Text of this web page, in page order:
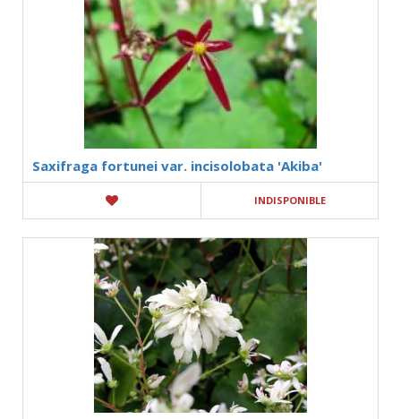
Saxifraga fortunei var. incisolobata 'Akiba'
INDISPONIBLE